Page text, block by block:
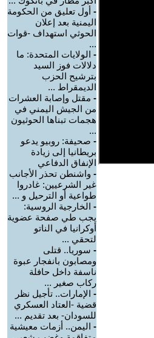
- أول تعليق من الحكومة
اليمنية بعد إعلان
الحوثي استهداف -قوات
...
- الولايات المتحدة: ما
دلالات فوز السيد
بترشيح الحزب
الديمقراط ...
- مقتل وإصابة العشرات
من الجيش اليمني في
هجمات تبناها الحوثيون
...
- صحيفة: روبيو يدعو
بريطانيا إلى زيادة
الإنفاق الدفاعي
- واشنطن تحذر الأجانب
غير الشرعيين: غادروا
طواعية أو الترحيل و ...
- الخارجية الروسية:
يجب طي صفحة عضوية
أوكرانيا في الناتو
لتحقي ...
- سوريا.. قتلى
ومصابون بانفجار عبوة
ناسفة داخل حافلة
ركاب صغير ...
- الإمارات.. تأجيل نظر
قضية -العتاد العسكري
للسودان- بعد تقديم ...
- اليمن.. أزمات معيشية